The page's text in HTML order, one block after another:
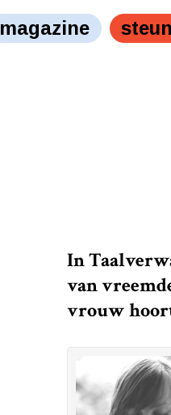
magazine
In
van
vrouw